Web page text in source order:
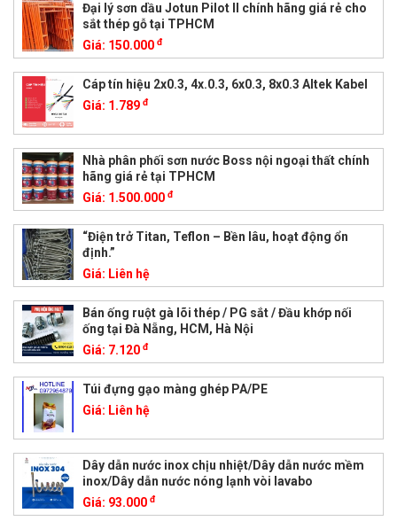
Đại lý sơn dầu Jotun Pilot II chính hãng giá rẻ cho
sắt thép gỗ tại TPHCM
Giá: 150.000 đ
Cáp tín hiệu 2x0.3, 4x.0.3, 6x0.3, 8x0.3 Altek Kabel
Giá: 1.789 đ
Nhà phân phối sơn nước Boss nội ngoại thất chính
hãng giá rẻ tại TPHCM
Giá: 1.500.000 đ
“Điện trở Titan, Teflon – Bền lâu, hoạt động ổn
định.”
Giá: Liên hệ
Bán ống ruột gà lõi thép / PG sắt / Đầu khớp nối
ống tại Đà Nẵng, HCM, Hà Nội
Giá: 7.120 đ
Túi đựng gạo màng ghép PA/PE
Giá: Liên hệ
Dây dẫn nước inox chịu nhiệt/Dây dẫn nước mềm
inox/Dây dẫn nước nóng lạnh vòi lavabo
Giá: 93.000 đ